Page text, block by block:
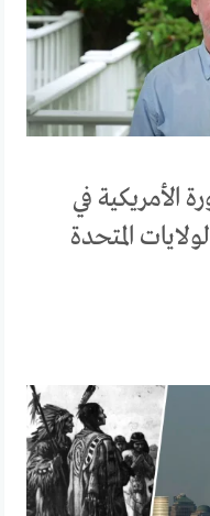
الأمريكية في
الولايات المتحدة